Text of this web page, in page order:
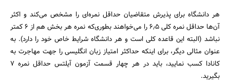
هر دانشگاه برای پذیرش متقاضیان حداقل نمره‌ای را مشخص می‌کند و اکثر
آن‌ها حداقل نمره کلی ۶٫۵ را می‌خواهند بطوری‌که نمره هر بخش هم از ۶ کمتر
نباشد (البته این قاعده کلی است و هر دانشگاه شرایط خاص خود را دارد). به
عنوان مثالی دیگر، برای اینکه حداکثر امتیاز زبان انگلیسی را جهت مهاجرت به
کانادا کسب نمایید، باید در هر چهار قسمت آزمون آیلتس حداقل نمره ۷
بگیرید.